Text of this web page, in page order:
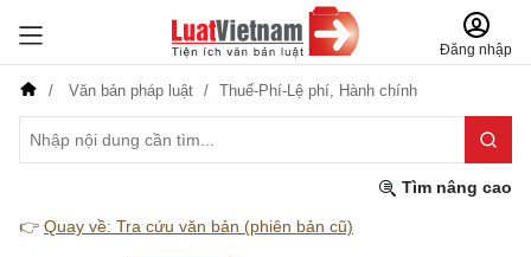
Đăng nhập
Văn bản pháp luật Thuế-Phí-Lệ phí, Hành chính
Tìm nâng cao
👉 Quay về: Tra cứu văn bản (phiên bản cũ)